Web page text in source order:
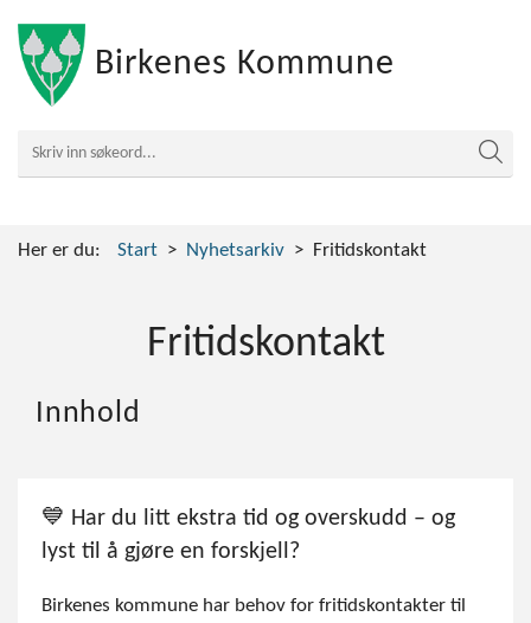
Birkenes Kommune
Her er du: Start Nyhetsarkiv Fritidskontakt
Fritidskontakt
Innhold
💙 Har du litt ekstra tid og overskudd – og
lyst til å gjøre en forskjell?
Birkenes kommune har behov for fritidskontakter til